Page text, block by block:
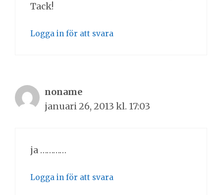
Tack!
Logga in för att svara
noname
januari 26, 2013 kl. 17:03
ja …………
Logga in för att svara